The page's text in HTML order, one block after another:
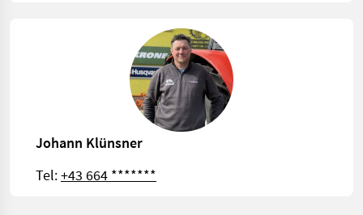
Johann Klünsner
Tel:+43 664 *******